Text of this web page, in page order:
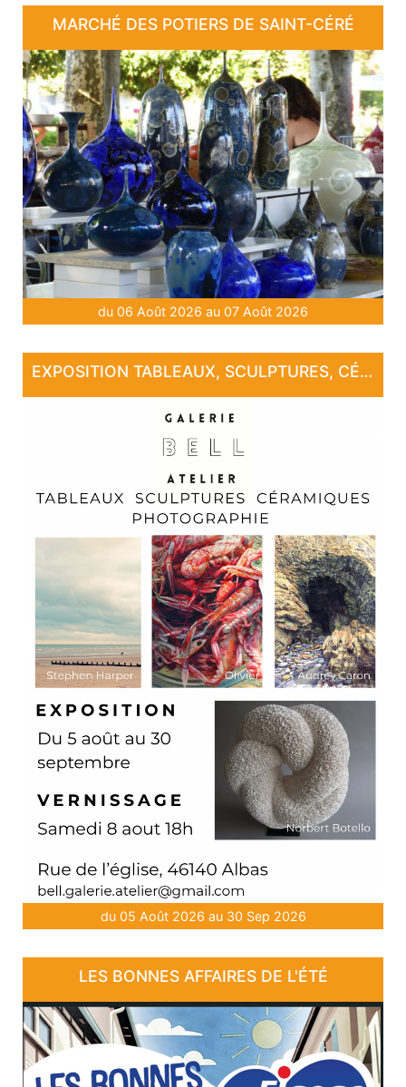
MARCHÉ DES POTIERS DE SAINT-CÉRÉ
du 06 Août 2026 au 07 Août 2026
EXPOSITION TABLEAUX, SCULPTURES, CÉRAMIQUE, PHOTOGRAPHIE
du 05 Août 2026 au 30 Sep 2026
LES BONNES AFFAIRES DE L'ÉTÉ